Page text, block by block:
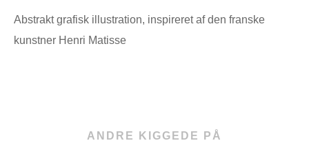
Abstrakt grafisk illustration, inspireret af den franske
kunstner Henri Matisse
ANDRE KIGGEDE PÅ